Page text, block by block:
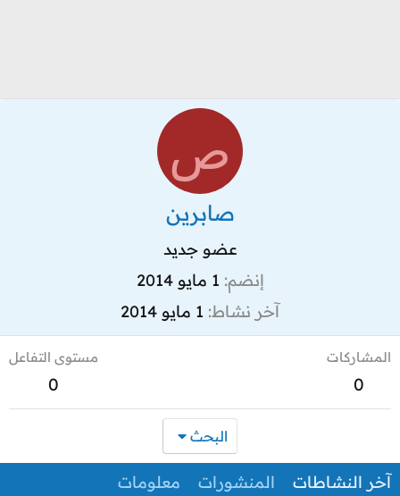
ص
صابرين
عضو جديد
إنضم 1 مايو 2014
آخر نشاط 1 مايو 2014
المشاركات
0
مستوى التفاعل
0
البحث
آخر النشاطات المنشورات معلومات